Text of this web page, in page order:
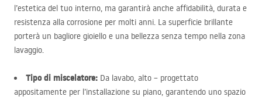
l’estetica del tuo interno, ma garantirà anche affidabilità, durata e
resistenza alla corrosione per molti anni. La superficie brillante
porterà un bagliore gioiello e una bellezza senza tempo nella zona
lavaggio.
Tipo di miscelatore: Da lavabo, alto – progettato
appositamente per l’installazione su piano, garantendo uno spazio